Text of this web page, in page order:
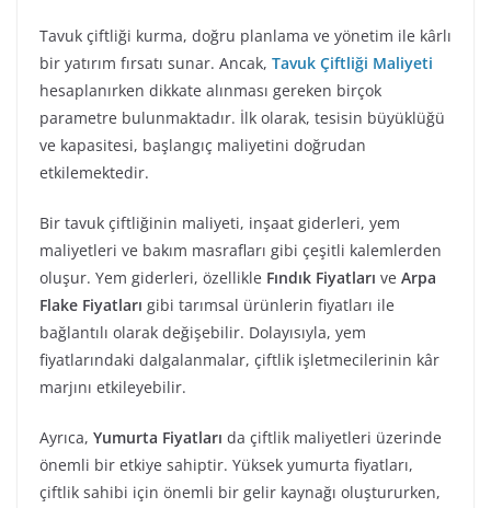
Tavuk çiftliği kurma, doğru planlama ve yönetim ile kârlı
bir yatırım fırsatı sunar. Ancak, Tavuk Çiftliği Maliyeti
hesaplanırken dikkate alınması gereken birçok
parametre bulunmaktadır. İlk olarak, tesisin büyüklüğü
ve kapasitesi, başlangıç maliyetini doğrudan
etkilemektedir.
Bir tavuk çiftliğinin maliyeti, inşaat giderleri, yem
maliyetleri ve bakım masrafları gibi çeşitli kalemlerden
oluşur. Yem giderleri, özellikle Fındık Fiyatları ve Arpa
Flake Fiyatları gibi tarımsal ürünlerin fiyatları ile
bağlantılı olarak değişebilir. Dolayısıyla, yem
fiyatlarındaki dalgalanmalar, çiftlik işletmecilerinin kâr
marjını etkileyebilir.
Ayrıca, Yumurta Fiyatları da çiftlik maliyetleri üzerinde
önemli bir etkiye sahiptir. Yüksek yumurta fiyatları,
çiftlik sahibi için önemli bir gelir kaynağı oluştururken,